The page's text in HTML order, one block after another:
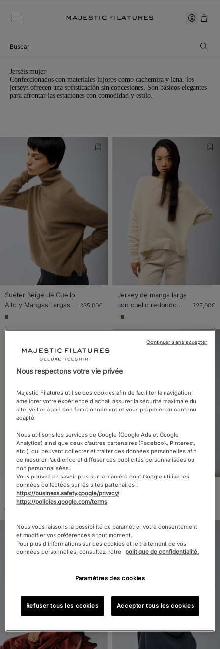
buscar
jerséis mujer
Confeccionados con materiales lujosos como cachemira y lana, los
jerseys ofrecen una sofisticación sin concesiones. Son básicos elegantes
para afrontar las estaciones con comodidad y estilo.
Precios de los cruasanes Precios a la baja
Noticias
Suéter Beige de Cuello
Alto y Mangas Largas de
Lana de Raccoon /
335,00€
Jersey de manga larga
con cuello redondo
blanco en lana de
325,00€
Jersey de mapache y
poliamida
325,00€
Suéter Violeta de Cuello
Alto con Mangas
Nous respectons votre vie privée
Majestic Filatures utilise des cookies afin de faciliter la navigation,
améliorer votre expérience d'achat, assurer la sécurité maximale du
site, veiller à son bon fonctionnement et vous proposer du contenu
adapté.
Nous utilisons les services de Google (Google Ads et Google
Analytics) ainsi que ceux d’autres partenaires (Facebook, Pinterest,
etc.), qui peuvent collecter et traiter des données personnelles afin
de mesurer l’audience et diffuser des publicités personnalisées ou
non personnalisées.
Vous pouvez en savoir plus sur la manière dont Google utilise les
données collectées sur les sites partenaires :
https://business.safety.google/privacy/
https://policies.google.com/terms
Nous vous laissons la possibilité de paramétrer votre consentement
et modifier vos préférences à tout moment.
Pour plus d'informations sur ces cookies et le traitement de vos
données personnelles, consultez notre
politique de confidentialité.
Paramètres des cookies
Refuser tous les cookies Accepter tous les cookies
Continuer sans accepter